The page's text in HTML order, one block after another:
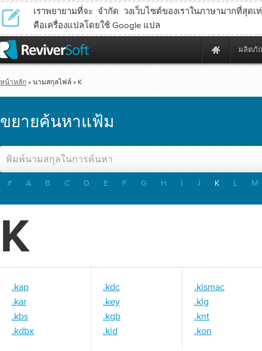
เราพยายามที่จะ จำกัด วงเว็บไซต์ของเราในภาษามากที่สุ
คือเครื่องแปลโดยใช้ Google แปล
ผลิต
หน้าหลัก » นามสกุลไฟล์ » K
ขยายค้นหาแฟ้ม
# A B C D E F G H I J K L M
K
.kap
.kar
.kbs
.kdbx
.kdc
.key
.kgb
.kid
.kismac
.klg
.knt
.kon